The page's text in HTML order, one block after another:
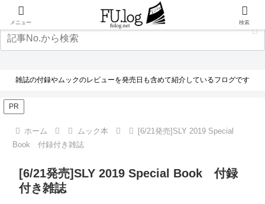
雑誌の付録やムックのレビューを発売日も含めて紹介しているフログです
PR
ホーム ムック本
[6/21発売]SLY 2019 Special
Book 付録付き雑誌
[6/21発売]SLY 2019 Special Book 付録
付き雑誌
メニュー 検索